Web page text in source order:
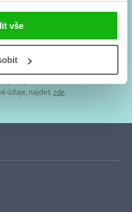
vše
zpracování osobních údajů
Přečti si
údaje, najdeš zde.